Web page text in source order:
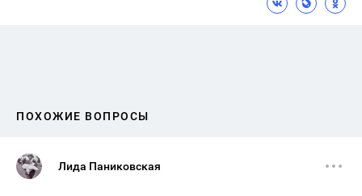
ПОХОЖИЕ ВОПРОСЫ
Лида Паниковская